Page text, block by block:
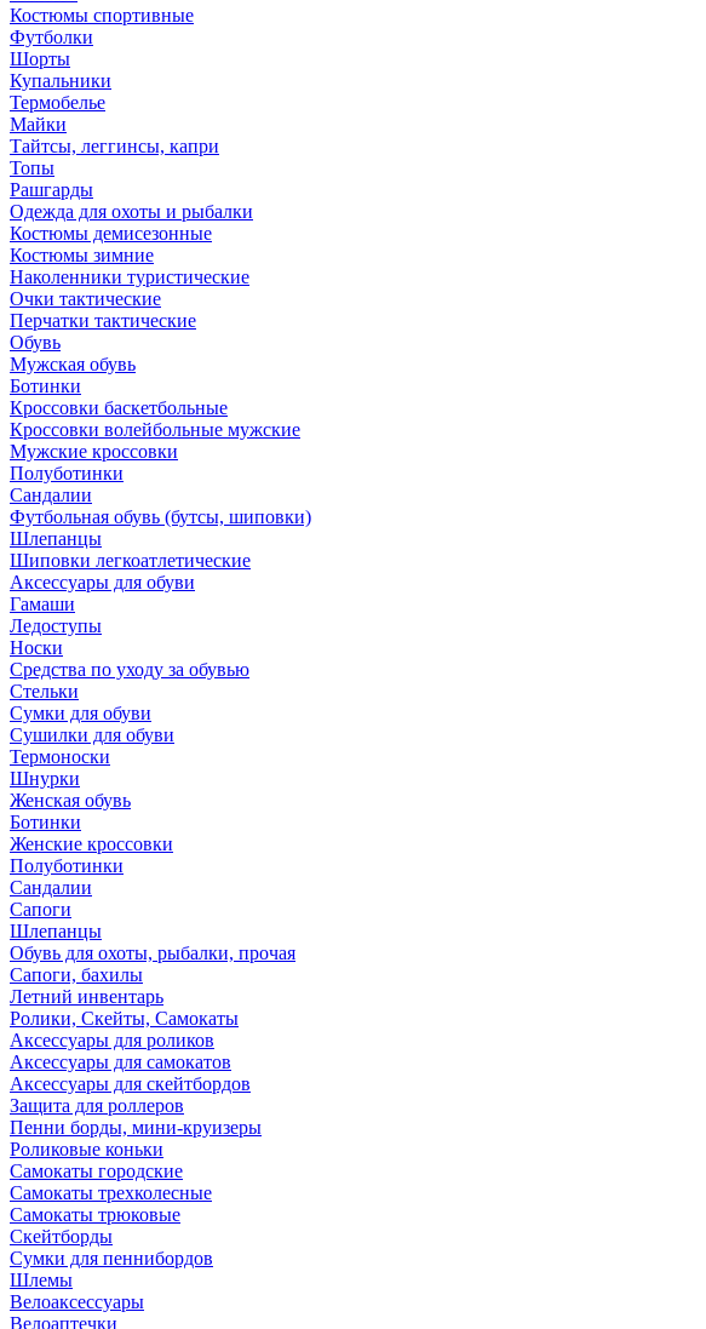
Костюмы спортивные
Футболки
Шорты
Купальники
Термобелье
Майки
Тайтсы, леггинсы, капри
Топы
Рашгарды
Одежда для охоты и рыбалки
Костюмы демисезонные
Костюмы зимние
Наколенники туристические
Очки тактические
Перчатки тактические
Обувь
Мужская обувь
Ботинки
Кроссовки баскетбольные
Кроссовки волейбольные мужские
Мужские кроссовки
Полуботинки
Сандалии
Футбольная обувь (бутсы, шиповки)
Шлепанцы
Шиповки легкоатлетические
Аксессуары для обуви
Гамаши
Ледоступы
Носки
Средства по уходу за обувью
Стельки
Сумки для обуви
Сушилки для обуви
Термоноски
Шнурки
Женская обувь
Ботинки
Женские кроссовки
Полуботинки
Сандалии
Сапоги
Шлепанцы
Обувь для охоты, рыбалки, прочая
Сапоги, бахилы
Летний инвентарь
Ролики, Скейты, Самокаты
Аксессуары для роликов
Аксессуары для самокатов
Аксессуары для скейтбордов
Защита для роллеров
Пенни борды, мини-круизеры
Роликовые коньки
Самокаты городские
Самокаты трехколесные
Самокаты трюковые
Скейтборды
Сумки для пеннибордов
Шлемы
Велоаксессуары
Велоаптечки